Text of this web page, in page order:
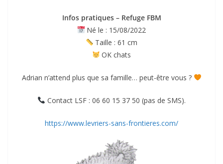
Infos pratiques – Refuge FBM
Né le : 15/08/2022
Taille : 61 cm
OK chats
Adrian n’attend plus que sa famille… peut-être vous ?
Contact LSF : 06 60 15 37 50 (pas de SMS).
https://www.levriers-sans-frontieres.com/